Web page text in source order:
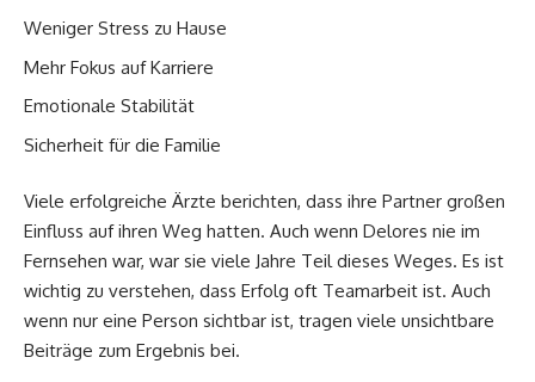
Weniger Stress zu Hause
Mehr Fokus auf Karriere
Emotionale Stabilität
Sicherheit für die Familie
Viele erfolgreiche Ärzte berichten, dass ihre Partner großen
Einfluss auf ihren Weg hatten. Auch wenn Delores nie im
Fernsehen war, war sie viele Jahre Teil dieses Weges. Es ist
wichtig zu verstehen, dass Erfolg oft Teamarbeit ist. Auch
wenn nur eine Person sichtbar ist, tragen viele unsichtbare
Beiträge zum Ergebnis bei.